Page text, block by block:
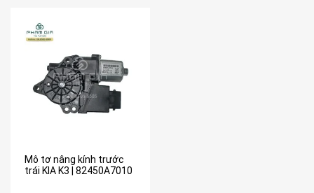
Mô tơ nâng kính trước
trái KIA K3 | 82450A7010